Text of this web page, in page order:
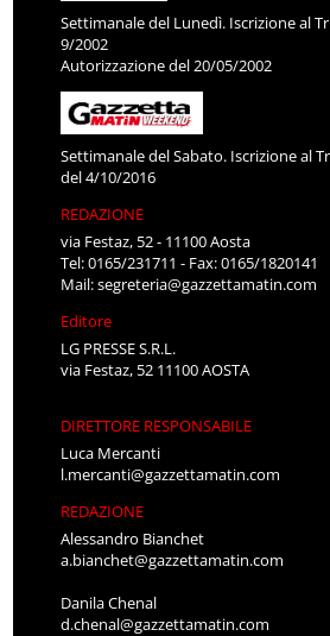
Settimanale del Lunedì. Iscrizione al
9/2002
Autorizzazione del 20/05/2002
Settimanale del Sabato. Iscrizione al
del 4/10/2016
REDAZIONE
via Festaz, 52 - 11100 Aosta
Tel: 0165/231711 - Fax: 0165/1820141
Mail:segreteria@gazzettamatin.com
Editore
LG PRESSE S.R.L.
via Festaz, 52 11100 AOSTA
DIRETTORE RESPONSABILE
Luca Mercanti
l.mercanti@gazzettamatin.com
REDAZIONE
Alessandro Bianchet
a.bianchet@gazzettamatin.com
Danila Chenal
d.chenal@gazzettamatin.com